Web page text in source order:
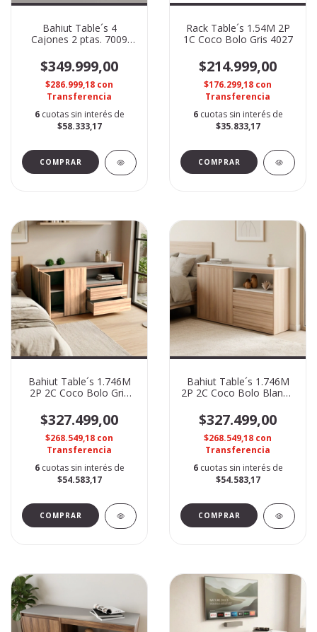
Bahiut Table´s 4
Cajones 2 ptas. 7009
$349.999,00
$286.999,18 con
Transferencia
6 cuotas sin interés de
$58.333,17
Rack Table´s 1.54M 2P
1C Coco Bolo Gris 4027
$214.999,00
$176.299,18 con
Transferencia
6 cuotas sin interés de
$35.833,17
Bahiut Table´s 1.746M
2P 2C Coco Bolo Gris
$327.499,00
$268.549,18 con
Transferencia
6 cuotas sin interés de
$54.583,17
Bahiut Table´s 1.746M
2P 2C Coco Bolo Blanco
$327.499,00
$268.549,18 con
Transferencia
6 cuotas sin interés de
$54.583,17